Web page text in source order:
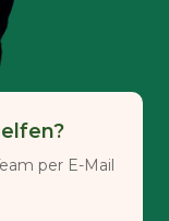
per E-Mail